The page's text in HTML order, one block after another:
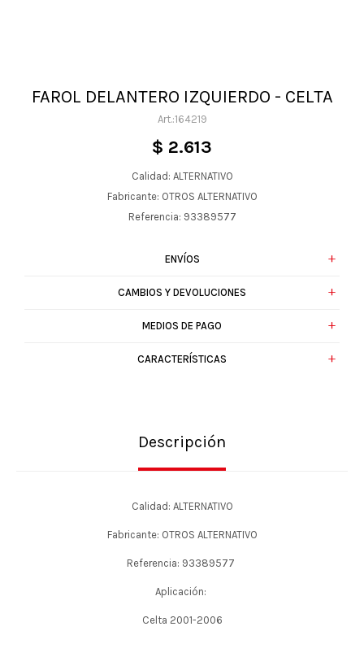
FAROL DELANTERO IZQUIERDO - CELTA
164219
$ 2.613
Calidad: ALTERNATIVO
Fabricante: OTROS ALTERNATIVO
Referencia: 93389577
ENVÍOS
CAMBIOS Y DEVOLUCIONES
MEDIOS DE PAGO
CARACTERÍSTICAS
Descripción
Calidad: ALTERNATIVO
Fabricante: OTROS ALTERNATIVO
Referencia: 93389577
Aplicación:
Celta 2001-2006